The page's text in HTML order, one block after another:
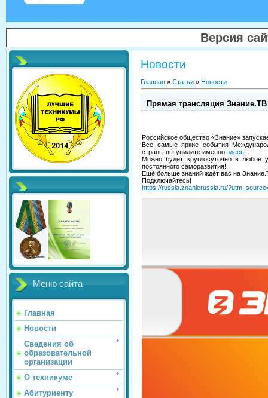
Версия
Меню сайта
Главная
Новости
Сведения об
образовательной
организации
О техникуме
Абитуриенту
Новости
Главная » Статьи » Новости
Прямая трансляция Знание.ТВ
Российское общество «Знание»
Все самые яркие события
страны вы увидите именно здесь!
Можно будет круглосуточно в любое
постоянного саморазвития!
Ещѐ больше знаний ждѐт вас на
Подключайтесь!
https://russia.znanierussia.ru/